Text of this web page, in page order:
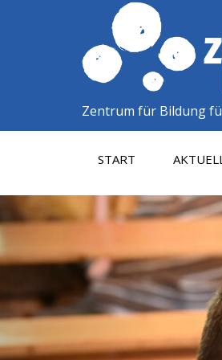
Zentrum für Bildung
START